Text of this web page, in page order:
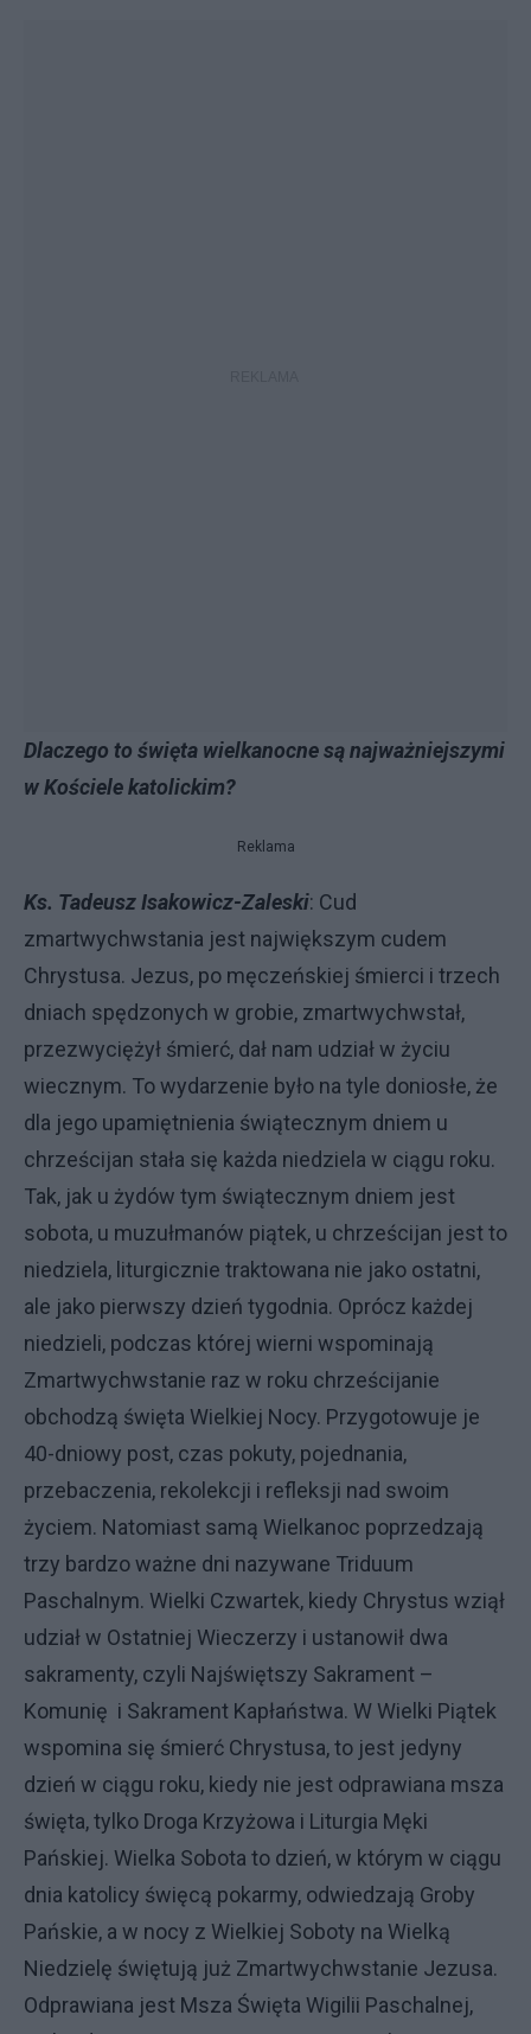
Dlaczego to święta wielkanocne są najważniejszymi
w Kościele katolickim?
Reklama
Ks. Tadeusz Isakowicz-Zaleski: Cud
zmartwychwstania jest największym cudem
Chrystusa. Jezus, po męczeńskiej śmierci i trzech
dniach spędzonych w grobie, zmartwychwstał,
przezwyciężył śmierć, dał nam udział w życiu
wiecznym. To wydarzenie było na tyle doniosłe, że
dla jego upamiętnienia świątecznym dniem u
chrześcijan stała się każda niedziela w ciągu roku.
Tak, jak u żydów tym świątecznym dniem jest
sobota, u muzułmanów piątek, u chrześcijan jest to
niedziela, liturgicznie traktowana nie jako ostatni,
ale jako pierwszy dzień tygodnia. Oprócz każdej
niedzieli, podczas której wierni wspominają
Zmartwychwstanie raz w roku chrześcijanie
obchodzą święta Wielkiej Nocy. Przygotowuje je
40-dniowy post, czas pokuty, pojednania,
przebaczenia, rekolekcji i refleksji nad swoim
życiem. Natomiast samą Wielkanoc poprzedzają
trzy bardzo ważne dni nazywane Triduum
Paschalnym. Wielki Czwartek, kiedy Chrystus wziął
udział w Ostatniej Wieczerzy i ustanowił dwa
sakramenty, czyli Najświętszy Sakrament –
Komunię i Sakrament Kapłaństwa. W Wielki Piątek
wspomina się śmierć Chrystusa, to jest jedyny
dzień w ciągu roku, kiedy nie jest odprawiana msza
święta, tylko Droga Krzyżowa i Liturgia Męki
Pańskiej. Wielka Sobota to dzień, w którym w ciągu
dnia katolicy święcą pokarmy, odwiedzają Groby
Pańskie, a w nocy z Wielkiej Soboty na Wielką
Niedzielę świętują już Zmartwychwstanie Jezusa.
Odprawiana jest Msza Święta Wigilii Paschalnej,